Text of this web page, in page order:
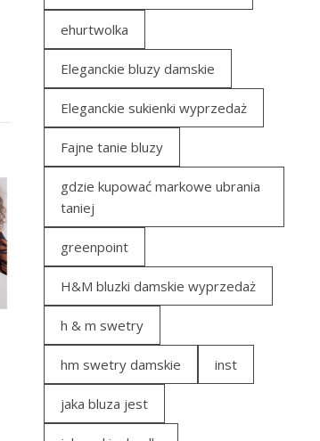
ehurtwolka
Eleganckie bluzy damskie
Eleganckie sukienki wyprzedaż
Fajne tanie bluzy
gdzie kupować markowe ubrania
taniej
greenpoint
H&M bluzki damskie wyprzedaż
h & m swetry
hm swetry damskie inst
jaka bluza jest